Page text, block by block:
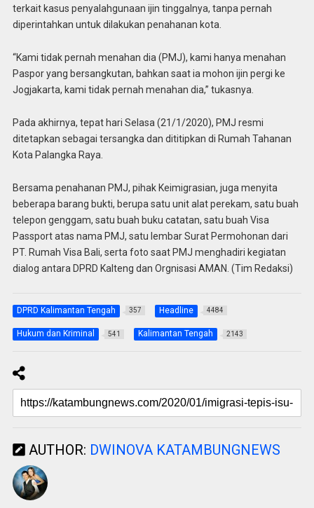
terkait kasus penyalahgunaan ijin tinggalnya, tanpa pernah
diperintahkan untuk dilakukan penahanan kota.
“Kami tidak pernah menahan dia (PMJ), kami hanya menahan
Paspor yang bersangkutan, bahkan saat ia mohon ijin pergi ke
Jogjakarta, kami tidak pernah menahan dia,” tukasnya.
Pada akhirnya, tepat hari Selasa (21/1/2020), PMJ resmi
ditetapkan sebagai tersangka dan dititipkan di Rumah Tahanan
Kota Palangka Raya.
Bersama penahanan PMJ, pihak Keimigrasian, juga menyita
beberapa barang bukti, berupa satu unit alat perekam, satu buah
telepon genggam, satu buah buku catatan, satu buah Visa
Passport atas nama PMJ, satu lembar Surat Permohonan dari
PT. Rumah Visa Bali, serta foto saat PMJ menghadiri kegiatan
dialog antara DPRD Kalteng dan Orgnisasi AMAN. (Tim Redaksi)
DPRD Kalimantan Tengah 357 Headline 4484
Hukum dan Kriminal 541 Kalimantan Tengah 2143
AUTHOR: DWINOVA KATAMBUNGNEWS